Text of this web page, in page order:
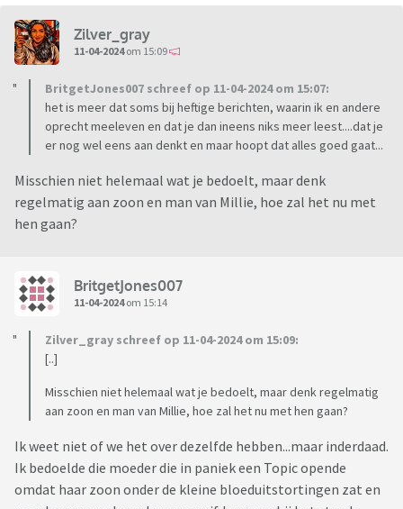
Zilver_gray
11-04-2024om 15:09
BritgetJones007 schreef op 11-04-2024 om 15:07:
het is meer dat soms bij heftige berichten, waarin ik en andere
oprecht meeleven en dat je dan ineens niks meer leest....dat je
er nog wel eens aan denkt en maar hoopt dat alles goed gaat...
Misschien niet helemaal wat je bedoelt, maar denk
regelmatig aan zoon en man van Millie, hoe zal het nu met
hen gaan?
BritgetJones007
11-04-2024om 15:14
Zilver_gray schreef op 11-04-2024 om 15:09:
[..]
Misschien niet helemaal wat je bedoelt, maar denk regelmatig
aan zoon en man van Millie, hoe zal het nu met hen gaan?
Ik weet niet of we het over dezelfde hebben...maar inderdaad.
Ik bedoelde die moeder die in paniek een Topic opende
omdat haar zoon onder de kleine bloeduitstortingen zat en